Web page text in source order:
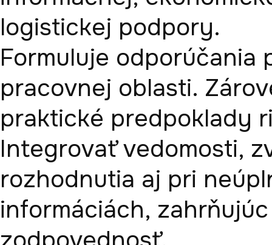
logistickej podpory.
Formuluje odporúčania
pracovnej oblasti.
praktické predpoklady
Integrovať vedomosti,
rozhodnutia aj pri
informáciách,